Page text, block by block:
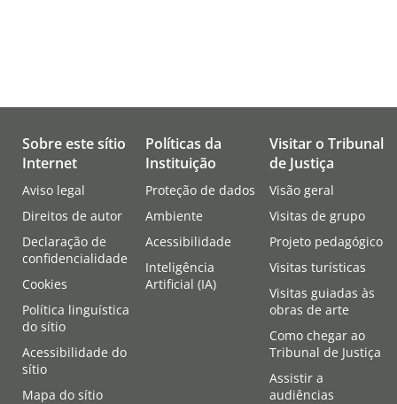
Sobre este sítio
Internet
Aviso legal
Direitos de autor
Declaração de
confidencialidade
Cookies
Política linguística
do sítio
Acessibilidade do
sítio
Mapa do sítio
Políticas da
Instituição
Proteção de dados
Ambiente
Acessibilidade
Inteligência
Artificial (IA)
Visitar o Tribunal
de Justiça
Visão geral
Visitas de grupo
Projeto pedagógico
Visitas turísticas
Visitas guiadas às
obras de arte
Como chegar ao
Tribunal de Justiça
Assistir a
audiências